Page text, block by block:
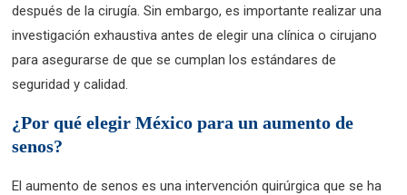
después de la cirugía. Sin embargo, es importante realizar una
investigación exhaustiva antes de elegir una clínica o cirujano
para asegurarse de que se cumplan los estándares de
seguridad y calidad.
¿Por qué elegir México para un aumento de
senos?
El aumento de senos es una intervención quirúrgica que se ha